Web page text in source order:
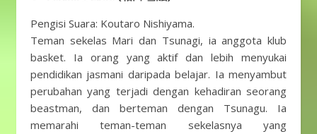
Pengisi Suara: Koutaro Nishiyama.
Teman sekelas Mari dan Tsunagi, ia anggota klub
basket. Ia orang yang aktif dan lebih menyukai
pendidikan jasmani daripada belajar. Ia menyambut
perubahan yang terjadi dengan kehadiran seorang
beastman, dan berteman dengan Tsunagu. Ia
memarahi teman-teman sekelasnya yang